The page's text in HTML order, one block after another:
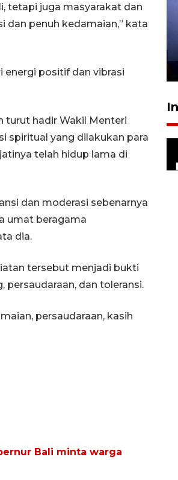
tetapi juga masyarakat dan
dan penuh kedamaian,” kata
energi positif dan vibrasi
turut hadir Wakil Menteri
spiritual yang dilakukan para
telah hidup lama di
dan moderasi sebenarnya
umat beragama
dia.
tersebut menjadi bukti
persaudaraan, dan toleransi.
persaudaraan, kasih
Bali minta warga
sita 19 ribu botol